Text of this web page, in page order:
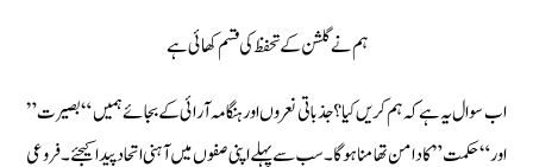
ہم نے گلشن کے تحفظ کی قسم کھائی ہے
اب سوال یہ ہے کہ ہم کریں کیا؟ جذباتی نعروں اور ہنگامہ آرائی کے بجائے ہمیں “بصیرت”
اور “حکمت” کا دامن تھامنا ہوگا۔ سب سے پہلے اپنی صفوں میں آہنی اتحاد پیدا کیجئے۔ فروعی